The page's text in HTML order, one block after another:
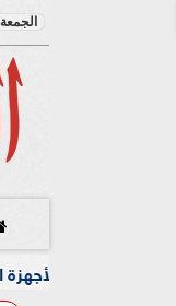
الجمعة
تكثف جهودها